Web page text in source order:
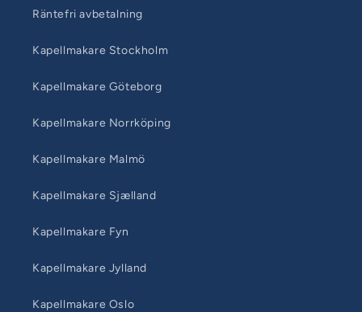
Räntefri avbetalning
Kapellmakare Stockholm
Kapellmakare Göteborg
Kapellmakare Norrköping
Kapellmakare Malmö
Kapellmakare Sjælland
Kapellmakare Fyn
Kapellmakare Jylland
Kapellmakare Oslo